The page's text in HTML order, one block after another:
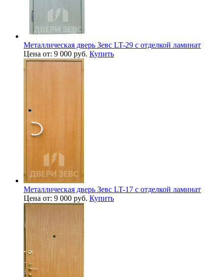
Металлическая дверь Зевс LT-29 с отделкой ламинат
Цена от: 9 000 руб. Купить
Металлическая дверь Зевс LT-17 с отделкой ламинат
Цена от: 9 000 руб. Купить